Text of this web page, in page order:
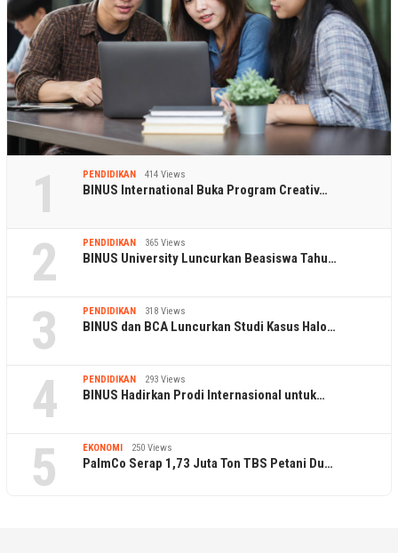
1 PENDIDIKAN 414 Views
BINUS International Buka Program Creativ…
2 PENDIDIKAN 365 Views
BINUS University Luncurkan Beasiswa Tahu…
3 PENDIDIKAN 318 Views
BINUS dan BCA Luncurkan Studi Kasus Halo…
4 PENDIDIKAN 293 Views
BINUS Hadirkan Prodi Internasional untuk…
5 EKONOMI 250 Views
PalmCo Serap 1,73 Juta Ton TBS Petani Du…